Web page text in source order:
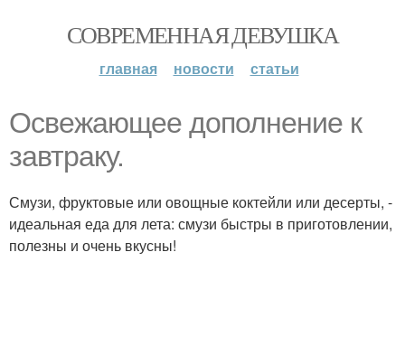
СОВРЕМЕННАЯ ДЕВУШКА
главная новости статьи
Освежающее дополнение к
завтраку.
Смузи, фруктовые или овощные коктейли или десерты, -
идеальная еда для лета: смузи быстры в приготовлении,
полезны и очень вкусны!